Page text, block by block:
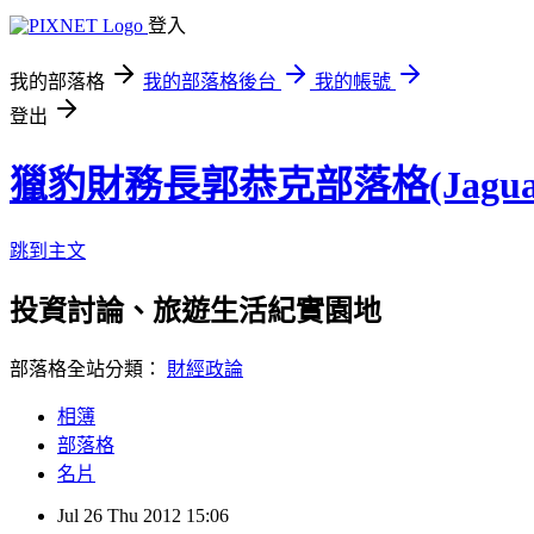
登入
我的部落格 我的部落格後台
我的帳號
登出
獵豹財務長郭恭克部落格
跳到主文
投資討論、旅遊生活紀實園地
部落格全站分類： 財經政論
相簿
部落格
名片
Jul 26 Thu 2012 15:06